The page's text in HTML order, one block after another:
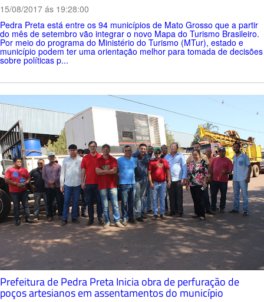
15/08/2017 ás 19:28:00
Pedra Preta está entre os 94 municípios de Mato Grosso que a partir
do mês de setembro vão integrar o novo Mapa do Turismo Brasileiro.
Por meio do programa do Ministério do Turismo (MTur), estado e
município podem ter uma orientação melhor para tomada de decisões
sobre políticas p...
Prefeitura de Pedra Preta Inicia obra de perfuração de
poços artesianos em assentamentos do município